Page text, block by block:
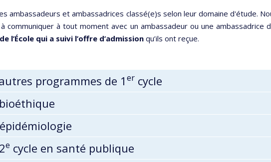
ambassadeurs et ambassadrices classé(e)s selon leur domaine d'étude.
communiquer à tout moment avec un ambassadeur ou une ambassadrice
l’École qui a suivi l’offre d’admissionqu’ils ont reçue.
programmes de 1 er cycle
e cycle en santé publique